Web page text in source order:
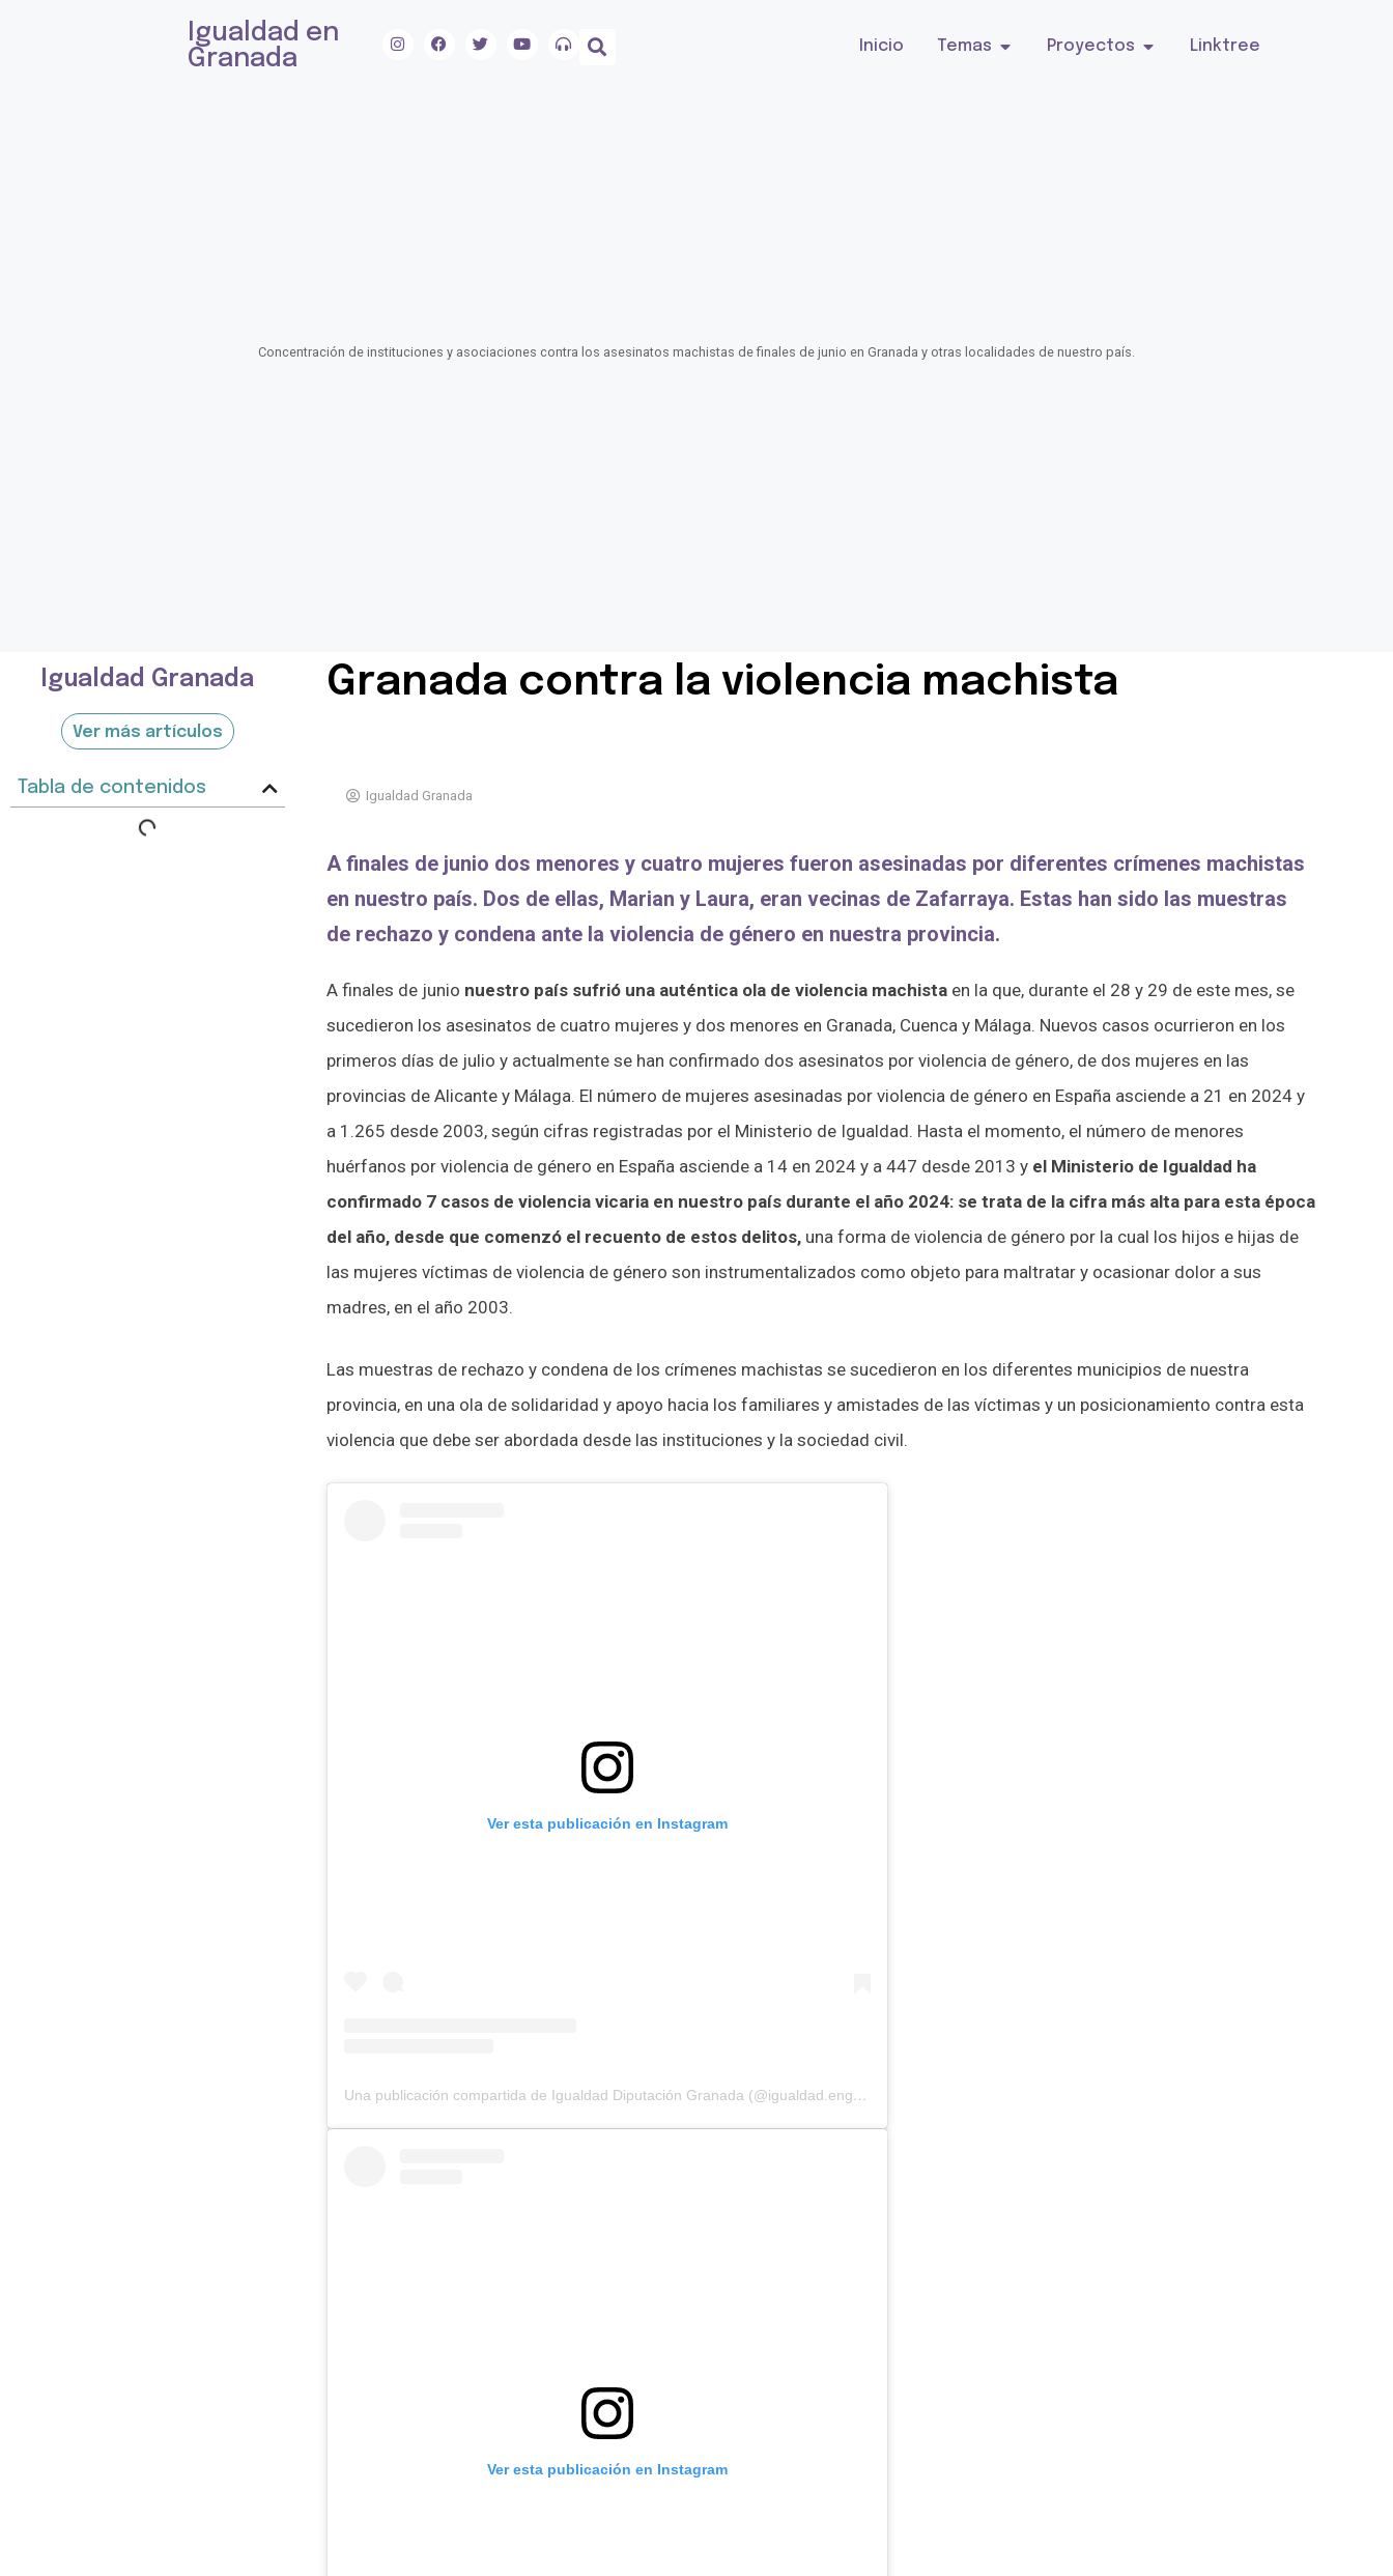
Igualdad en
Granada
Inicio Temas Proyectos Linktree
Concentración de instituciones y asociaciones contra los asesinatos machistas de finales de junio en Granada y otras localidades de nuestro país.
Igualdad Granada
Ver más artículos
Tabla de contenidos
Granada contra la violencia machista
Igualdad Granada
A finales de junio dos menores y cuatro mujeres fueron asesinadas por diferentes crímenes machistas
en nuestro país. Dos de ellas, Marian y Laura, eran vecinas de Zafarraya. Estas han sido las muestras
de rechazo y condena ante la violencia de género en nuestra provincia.
A finales de junio nuestro país sufrió una auténtica ola de violencia machista en la que, durante el 28 y 29 de este mes, se
sucedieron los asesinatos de cuatro mujeres y dos menores en Granada, Cuenca y Málaga. Nuevos casos ocurrieron en los
primeros días de julio y actualmente se han confirmado dos asesinatos por violencia de género, de dos mujeres en las
provincias de Alicante y Málaga. El número de mujeres asesinadas por violencia de género en España asciende a 21 en 2024 y
a 1.265 desde 2003, según cifras registradas por el Ministerio de Igualdad. Hasta el momento, el número de menores
huérfanos por violencia de género en España asciende a 14 en 2024 y a 447 desde 2013 y el Ministerio de Igualdad ha
confirmado 7 casos de violencia vicaria en nuestro país durante el año 2024: se trata de la cifra más alta para esta época
del año, desde que comenzó el recuento de estos delitos, una forma de violencia de género por la cual los hijos e hijas de
las mujeres víctimas de violencia de género son instrumentalizados como objeto para maltratar y ocasionar dolor a sus
madres, en el año 2003.
Las muestras de rechazo y condena de los crímenes machistas se sucedieron en los diferentes municipios de nuestra
provincia, en una ola de solidaridad y apoyo hacia los familiares y amistades de las víctimas y un posicionamiento contra esta
violencia que debe ser abordada desde las instituciones y la sociedad civil.
Ver esta publicación en Instagram
Una publicación compartida de Igualdad Diputación Granada (@igualdad.engranada)
Ver esta publicación en Instagram